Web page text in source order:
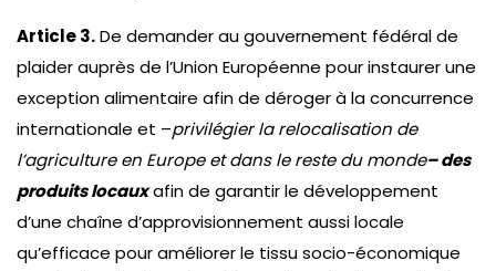
Article 3.De demander au gouvernement fédéral de
plaider auprès de l’Union Européenne pour instaurer une
exception alimentaire afin de déroger à la concurrence
internationale et –privilégier la relocalisation de
l’agriculture en Europe et dans le reste du monde– des
produits locauxafin de garantir le développement
d’une chaîne d’approvisionnement aussi locale
qu’efficace pour améliorer le tissu socio-économique